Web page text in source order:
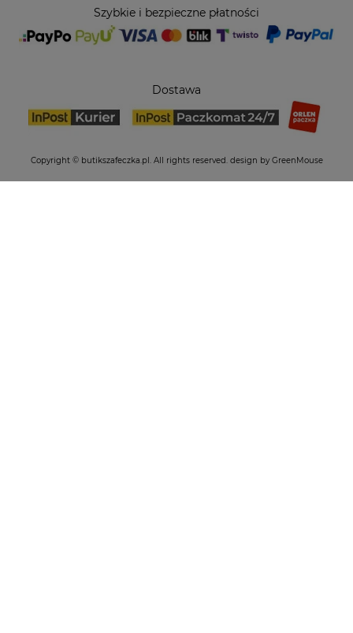
Szybkie i bezpieczne płatności
Dostawa
Copyright © butikszafeczka.pl. All rights reserved. design by GreenMouse